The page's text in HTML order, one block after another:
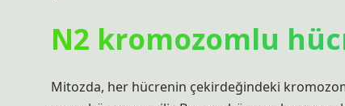
N2 kromozomlu
Mitozda, her hücrenin çekirdeğindeki